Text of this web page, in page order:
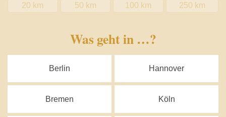
20 km
50 km 100 km 250 km
Was geht in …?
Berlin
Bremen
Hannover
Köln